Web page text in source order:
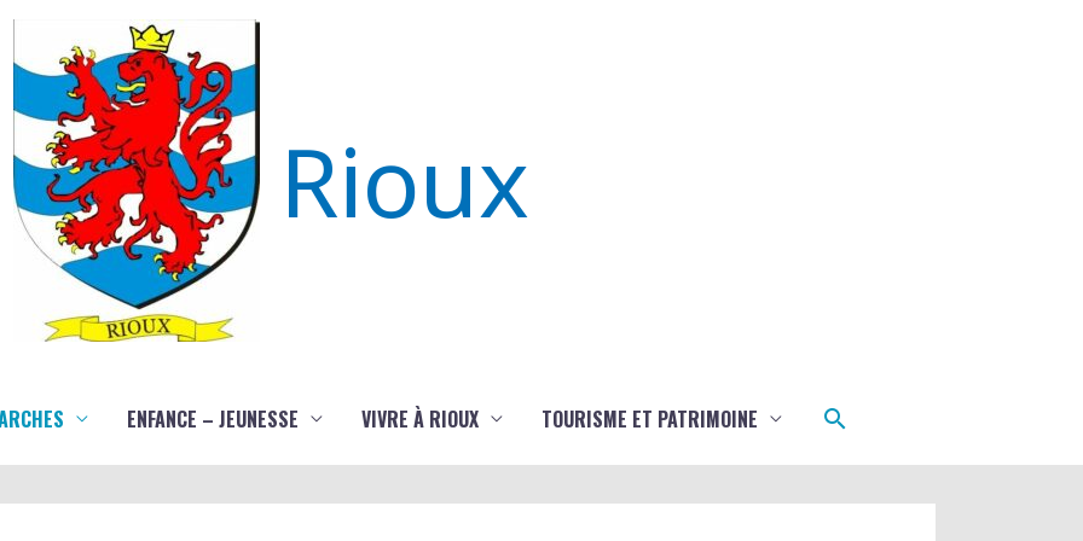
Rioux
ENFANCE – JEUNESSE VIVRE À RIOUX TOURISME ET PATRIMOINE Rechercher